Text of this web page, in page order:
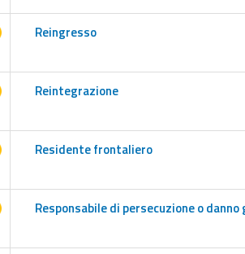
Reingresso
Reintegrazione
Residente frontaliero
Responsabile di persecuzione o danno